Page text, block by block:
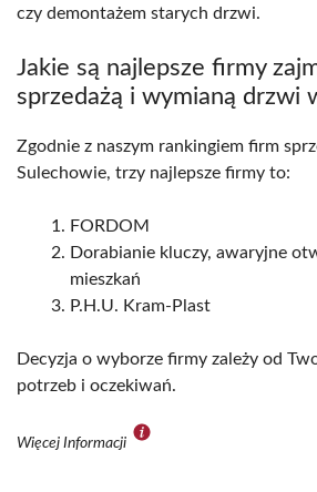
czy demontażem starych drzwi.
Jakie są najlepsze firmy
sprzedażą i wymianą drzwi
Zgodnie z naszym rankingiem firm
Sulechowie, trzy najlepsze firmy to:
FORDOM
Dorabianie kluczy, awaryjne
mieszkań
P.H.U. Kram-Plast
Decyzja o wyborze firmy zależy od
potrzeb i oczekiwań.
Więcej Informacji